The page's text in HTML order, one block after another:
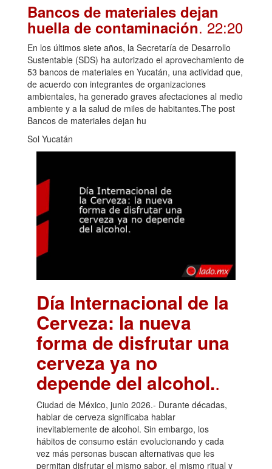
Bancos de materiales dejan
huella de contaminación. 22:20
En los últimos siete años, la Secretaría de Desarrollo
Sustentable (SDS) ha autorizado el aprovechamiento de
53 bancos de materiales en Yucatán, una actividad que,
de acuerdo con integrantes de organizaciones
ambientales, ha generado graves afectaciones al medio
ambiente y a la salud de miles de habitantes.The post
Bancos de materiales dejan hu
Sol Yucatán
Día Internacional de la
Cerveza: la nueva
forma de disfrutar una
cerveza ya no
depende del alcohol..
Ciudad de México, junio 2026.- Durante décadas,
hablar de cerveza significaba hablar
inevitablemente de alcohol. Sin embargo, los
hábitos de consumo están evolucionando y cada
vez más personas buscan alternativas que les
permitan disfrutar el mismo sabor, el mismo ritual y